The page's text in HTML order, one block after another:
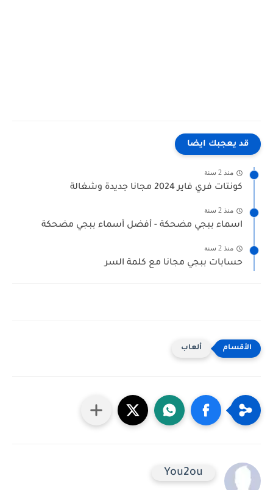
قد يعجبك ايضا
منذ 2 سنة
كونتات فري فاير 2024 مجانا جديدة وشغالة
منذ 2 سنة
اسماء ببجي مضحكة - أفضل أسماء ببجي مضحكة
منذ 2 سنة
حسابات ببجي مجانا مع كلمة السر
ألعاب
You2ou